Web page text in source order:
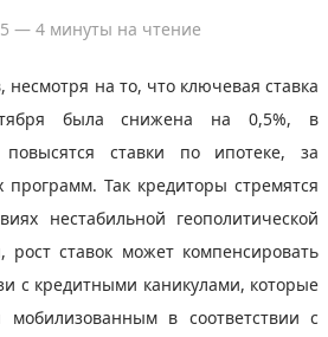
— 4 минуты на чтение
на то, что ключевая ставка
была снижена на 0,5%, в
ставки по ипотеке, за
Так кредиторы стремятся
нестабильной геополитической
рост ставок может компенсировать
с кредитными каникулами, которые
мобилизованным в соответствии с